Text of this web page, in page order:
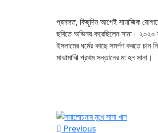
প্রসঙ্গত, কিছুদিন আগেই সামাজিক
ছবিতে অভিনয় করেছিলেন সানা। ২০২০
ইসলামের ধর্মের কাছে সমর্পণ করতে
মাঝামাঝি প্রথম সন্তানের মা হন সানা।
Previous